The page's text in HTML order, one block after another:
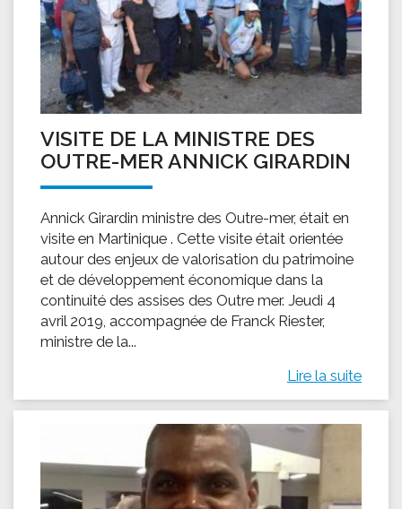
VISITE DE LA MINISTRE DES
OUTRE-MER ANNICK GIRARDIN
Annick Girardin ministre des Outre-mer, était en
visite en Martinique . Cette visite était orientée
autour des enjeux de valorisation du patrimoine
et de développement économique dans la
continuité des assises des Outre mer. Jeudi 4
avril 2019, accompagnée de Franck Riester,
ministre de la...
Lire la suite